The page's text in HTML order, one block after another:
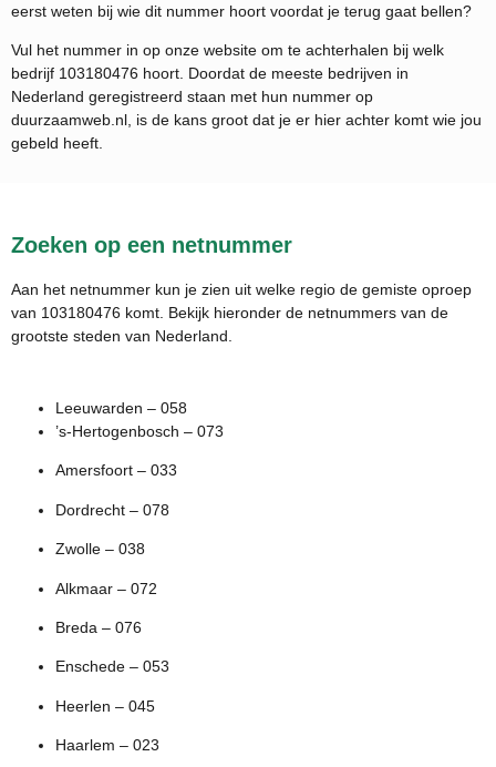
eerst weten bij wie dit nummer hoort voordat je terug gaat bellen?
Vul het nummer in op onze website om te achterhalen bij welk
bedrijf 103180476 hoort. Doordat de meeste bedrijven in
Nederland geregistreerd staan met hun nummer op
duurzaamweb.nl, is de kans groot dat je er hier achter komt wie jou
gebeld heeft.
Zoeken op een netnummer
Aan het netnummer kun je zien uit welke regio de gemiste oproep
van 103180476 komt. Bekijk hieronder de netnummers van de
grootste steden van Nederland.
Leeuwarden – 058
’s-Hertogenbosch – 073
Amersfoort – 033
Dordrecht – 078
Zwolle – 038
Alkmaar – 072
Breda – 076
Enschede – 053
Heerlen – 045
Haarlem – 023